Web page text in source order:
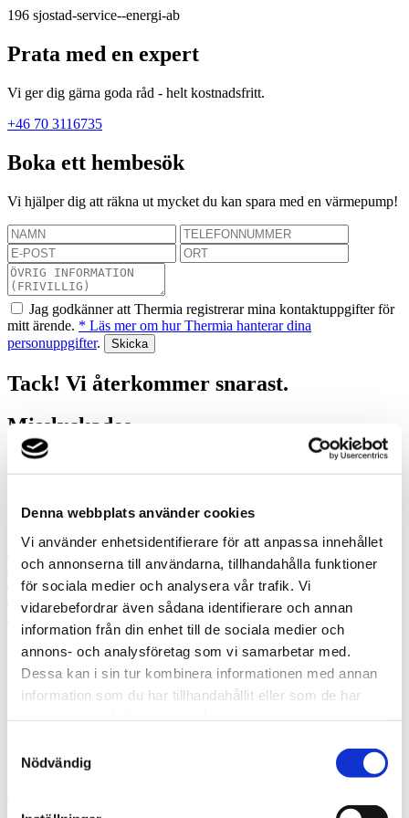
Denna webbplats använder cookies
Vi använder enhetsidentifierare för att anpassa innehållet
och annonserna till användarna, tillhandahålla funktioner
för sociala medier och analysera vår trafik. Vi
vidarebefordrar även sådana identifierare och annan
information från din enhet till de sociala medier och
annons- och analysföretag som vi samarbetar med.
Dessa kan i sin tur kombinera informationen med annan
information som du har tillhandahållit eller som de har
Nödvändig
196 sjostad-service--energi-ab
Prata med en expert
Vi ger dig gärna goda råd - helt kostnadsfritt.
+46 70 3116735
Boka ett hembesök
Vi hjälper dig att räkna ut mycket du kan spara med en värmepump!
Jag godkänner att Thermia registrerar mina kontaktuppgifter för
mitt ärende. * Läs mer om hur Thermia hanterar dina
personuppgifter.
Tack! Vi återkommer snarast.
Misslyckades
Ring oss
Ring oss om du har några frågor!
+46 70 3116735
Begär offert
Kontakta mig
Boka hembesök
Prata med en expert
Kontakta mig
Boka hembesök